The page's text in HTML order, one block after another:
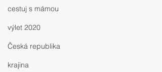
cestuj s mámou
výlet 2020
Česká republika
krajina